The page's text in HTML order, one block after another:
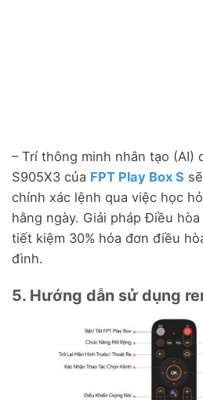
– Trí thông minh nhân tạo (AI)
S905X3 của FPT Play Box S
chính xác lệnh qua việc học
hằng ngày. Giải pháp Điều
tiết kiệm 30% hóa đơn điều
đình.
5. Hướng dẫn sử dụng